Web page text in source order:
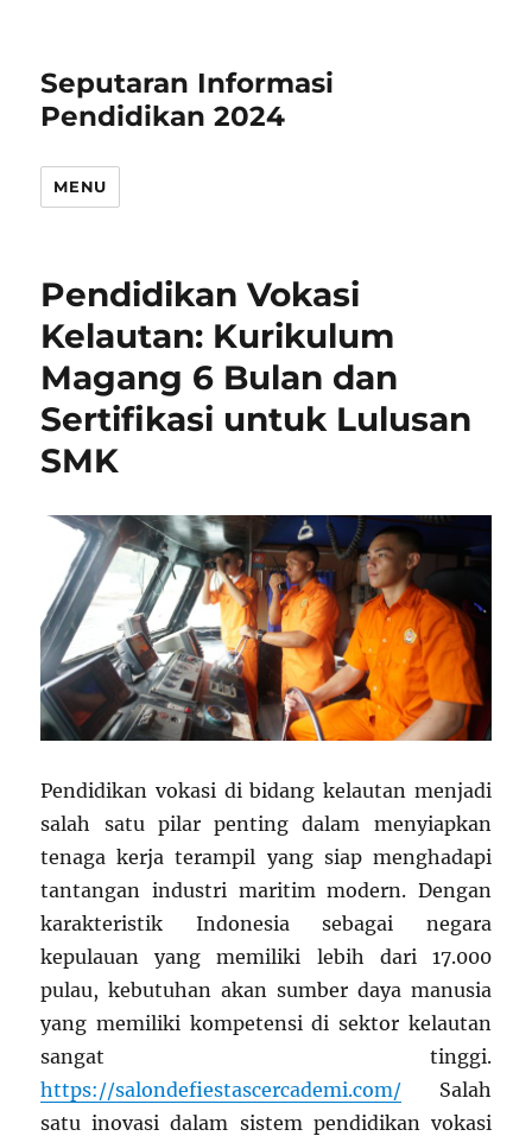
Seputaran Informasi
Pendidikan 2024
MENU
Pendidikan Vokasi
Kelautan: Kurikulum
Magang 6 Bulan dan
Sertifikasi untuk Lulusan
SMK
Pendidikan vokasi di bidang kelautan menjadi
salah satu pilar penting dalam menyiapkan
tenaga kerja terampil yang siap menghadapi
tantangan industri maritim modern. Dengan
karakteristik Indonesia sebagai negara
kepulauan yang memiliki lebih dari 17.000
pulau, kebutuhan akan sumber daya manusia
yang memiliki kompetensi di sektor kelautan
sangat tinggi.
https://salondefiestascercademi.com/ Salah
satu inovasi dalam sistem pendidikan vokasi